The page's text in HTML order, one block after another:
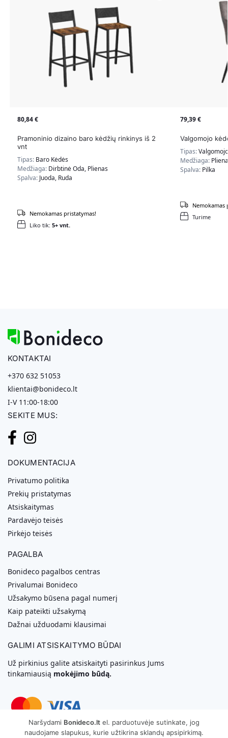
80,84€
Pramoninio dizaino baro kėdžių rinkinys iš 2
vnt
Tipas: Baro Kėdės
Medžiaga: Dirbtinė Oda, Plienas
Spalva: Juoda, Ruda
Liko tik: 5+ vnt.
Nemokamas pristatymas!
79,39€
Valgomojo
Tipas:
Medžiaga:
Spalva: Pilka
Turime
Nemokamas
KONTAKTAI
+370 632 51053
klientai@bonideco.lt
I-V 11:00-18:00
SEKITE MUS:
DOKUMENTACIJA
Privatumo politika
Prekių pristatymas
Atsiskaitymas
Pardavėjo teisės
Pirkėjo teisės
PAGALBA
Bonideco pagalbos centras
Privalumai Bonideco
Užsakymo būsena pagal numerį
Kaip pateikti užsakymą
Dažnai užduodami klausimai
GALIMI ATSISKAITYMO BŪDAI
Už pirkinius galite atsiskaityti pasirinkus Jums
tinkamiausią mokėjimo būdą.
Naršydami Bonideco.lt el. parduotuvėje sutinkate, jog
naudojame slapukus, kurie užtikrina sklandų apsipirkimą.